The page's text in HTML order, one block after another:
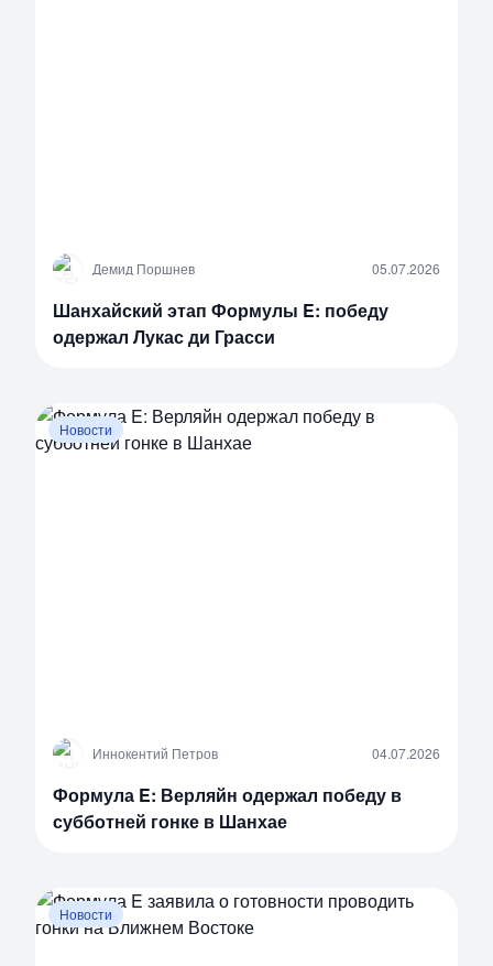
Д Демид Поршнев 05.07.2026
Шанхайский этап Формулы E: победу
одержал Лукас ди Грасси
Новости
И Иннокентий Петров 04.07.2026
Формула E: Верляйн одержал победу в
субботней гонке в Шанхае
Новости